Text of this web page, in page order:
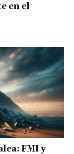
en el
FMI y